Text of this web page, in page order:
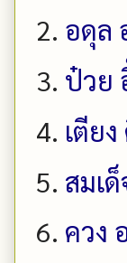
อดุล
ป๋วย
เตีย
สมเ
ควง